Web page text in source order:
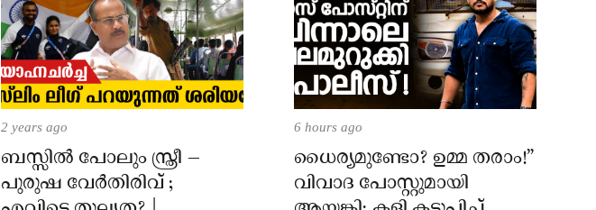
2 years ago
ബസ്സിൽ പോലും സ്ത്രീ –
പുരുഷ വേർതിരിവ് ;
6 hours ago
ധൈര്യമുണ്ടോ? ഉമ്മ തരാം!”
വിവാദ പോസ്റ്റുമായി